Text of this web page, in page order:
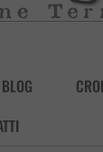
BLOG